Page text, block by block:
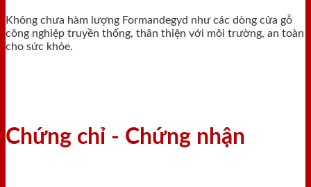
Không chưa hàm lượng Formandegyd như các dòng cửa gỗ
công nghiệp truyền thống, thân thiện với môi trường, an toàn
cho sức khỏe.
Chứng chỉ - Chứng nhận